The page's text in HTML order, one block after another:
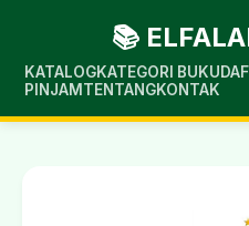
📚
KATALOGKATEGORI BUKU
PINJAM TENTANGKONTAK